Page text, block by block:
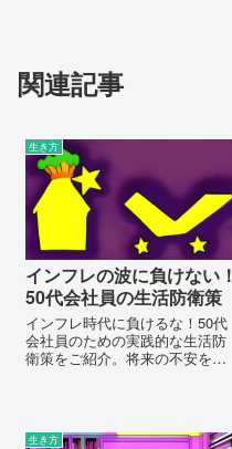
関連記事
生き方
インフレの波に負けない！
50代会社員の生活防衛策
インフレ時代に負けるな！50代
会社員のための実践的な生活防
衛策をご紹介。将来の不安を払
生き方